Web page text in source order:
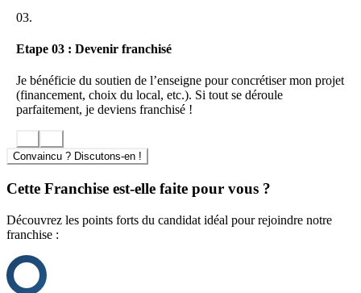
Pour son client :
Des compétences éprouvées
Un interlocuteur unique de proximité, de la définition de la
stratégie au déploiement
La possibilité de faire analyser son business model avant le
déploiement de toute solution
Un catalogue exhaustif et innovant
La possibilité de se démarquer de ses concurrents
03.
Etape 03 : Devenir franchisé
Je bénéficie du soutien de l’enseigne pour concrétiser mon projet
(financement, choix du local, etc.). Si tout se déroule
parfaitement, je deviens franchisé !
Convaincu ? Discutons-en !
Cette Franchise est-elle faite pour vous ?
Découvrez les points forts du candidat idéal pour rejoindre notre
franchise :